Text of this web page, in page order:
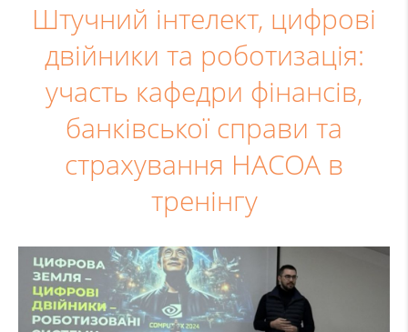
Штучний інтелект, цифрові
двійники та роботизація:
участь кафедри фінансів,
банківської справи та
страхування НАСОА в
тренінгу